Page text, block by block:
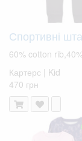
Спортивні
60% cotton rib,40%
Картерс | Kid
470 грн